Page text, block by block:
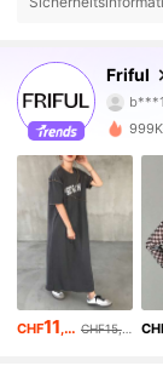
Friful
4,82
b***1
4,82
4,82
4,82
CHF11 CHF15,49